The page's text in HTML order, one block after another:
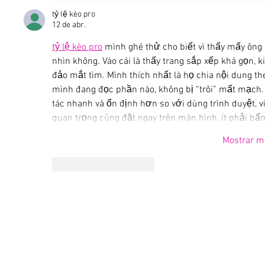
tỷ lệ kèo pro
12 de abr.
tỷ lệ kèo pro mình ghé thử cho biết vì thấy mấy
nhìn không. Vào cái là thấy trang sắp xếp khá
đảo mắt tìm. Mình thích nhất là họ chia nội dung
mình đang đọc phần nào, không bị “trôi” mất
tác nhanh và ổn định hơn so với dùng trình duyệt,
quan trọng cũng đặt ngay trên màn hình, ít phải
Mostrar